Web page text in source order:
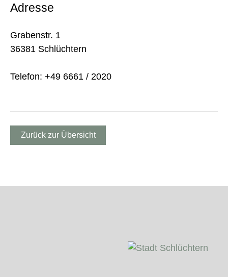
Adresse
Grabenstr. 1
36381 Schlüchtern
Telefon: +49 6661 / 2020
Zurück zur Übersicht